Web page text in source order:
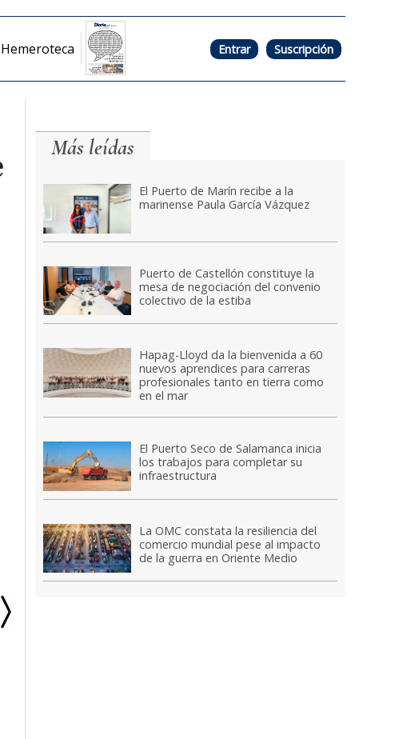
Hemeroteca Entrar Suscripción
Más leídas
El Puerto de Marín recibe a la
marinense Paula García Vázquez
Puerto de Castellón constituye la
mesa de negociación del convenio
colectivo de la estiba
Hapag-Lloyd da la bienvenida a 60
nuevos aprendices para carreras
profesionales tanto en tierra como
en el mar
El Puerto Seco de Salamanca inicia
los trabajos para completar su
infraestructura
La OMC constata la resiliencia del
comercio mundial pese al impacto
de la guerra en Oriente Medio